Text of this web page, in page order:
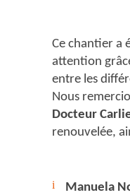
Ce chantier a
attention
entre les
Nous
Docteur
renouvelée,
Manuela